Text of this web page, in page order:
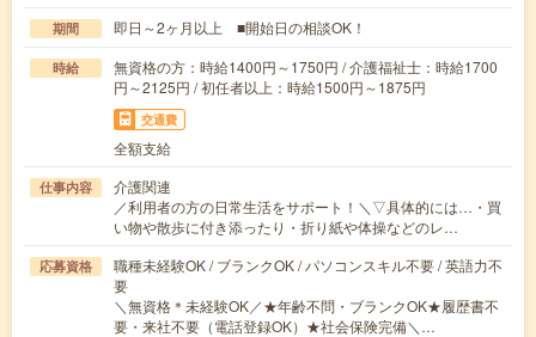
期間 即日～2ヶ月以上 ■開始日の相談OK！
時給
無資格の方：時給1400円～1750円 / 介護福祉士：時給1700
円～2125円 / 初任者以上：時給1500円～1875円
交通費
全額支給
仕事内容
介護関連
／利用者の方の日常生活をサポート！＼▽具体的には…・買
い物や散歩に付き添ったり・折り紙や体操などのレ…
応募資格
職種未経験OK / ブランクOK / パソコンスキル不要 / 英語力不
要
＼無資格＊未経験OK／★年齢不問・ブランクOK★履歴書不
要・来社不要（電話登録OK）★社会保険完備＼…